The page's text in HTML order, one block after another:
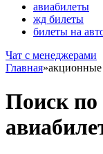
авиабилеты
жд билеты
билеты на
Чат c менеджерами
Главная»
Поиск